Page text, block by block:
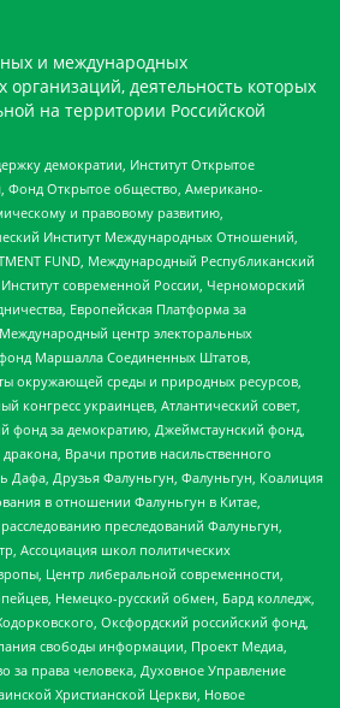
и международных
организаций, деятельность которых
на территории Российской
демократии, Институт Открытое
Фонд Открытое общество, Американо-
и правовому развитию,
Институт Международных Отношений,
FUND, Международный Республиканский
современной России, Черноморский
Европейская Платформа за
центр электоральных
Маршалла Соединенных Штатов,
окружающей среды и природных ресурсов,
конгресс украинцев, Атлантический совет,
фонд за демократию, Джеймстаунский фонд,
Врачи против насильственного
Дафа, Друзья Фалуньгун, Фалуньгун, Коалиция
в отношении Фалуньгун в Китае,
преследований Фалуньгун,
Ассоциация школ политических
Центр либеральной современности,
Немецко-русский обмен, Бард колледж,
Оксфордский российский фонд,
свободы информации, Проект Медиа,
за права человека, Духовное Управление
Христианской Церкви, Новое